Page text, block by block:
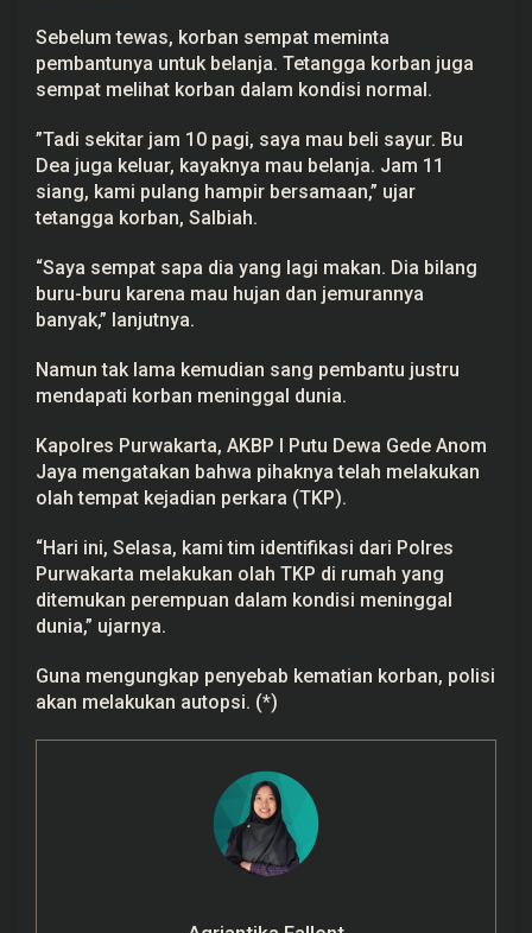
Sebelum tewas, korban sempat meminta
pembantunya untuk belanja. Tetangga korban juga
sempat melihat korban dalam kondisi normal.
‎”Tadi sekitar jam 10 pagi, saya mau beli sayur. Bu
Dea juga keluar, kayaknya mau belanja. Jam 11
siang, kami pulang hampir bersamaan,” ujar
tetangga korban, Salbiah.
“Saya sempat sapa dia yang lagi makan. Dia bilang
buru-buru karena mau hujan dan jemurannya
banyak,” lanjutnya.
Namun tak lama kemudian sang pembantu justru
mendapati korban meninggal dunia.
Kapolres Purwakarta, AKBP I Putu Dewa Gede Anom
Jaya mengatakan bahwa pihaknya telah melakukan
olah tempat kejadian perkara (TKP).
“Hari ini, Selasa, kami tim identifikasi dari Polres
Purwakarta melakukan olah TKP di rumah yang
ditemukan perempuan dalam kondisi meninggal
dunia,” ujarnya.
Guna mengungkap penyebab kematian korban, polisi
akan melakukan autopsi. (*)